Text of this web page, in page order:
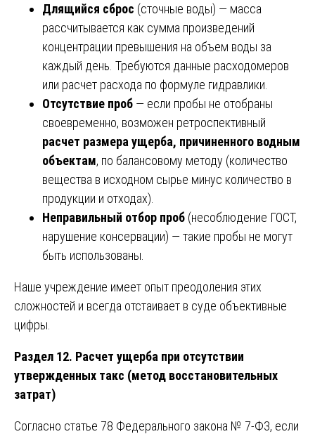
Длящийся сброс (сточные воды) — масса
рассчитывается как сумма произведений
концентрации превышения на объем воды за
каждый день. Требуются данные расходомеров
или расчет расхода по формуле гидравлики.
Отсутствие проб — если пробы не отобраны
своевременно, возможен ретроспективный
расчет размера ущерба, причиненного водным
объектам, по балансовому методу (количество
вещества в исходном сырье минус количество в
продукции и отходах).
Неправильный отбор проб (несоблюдение ГОСТ,
нарушение консервации) — такие пробы не могут
быть использованы.
Наше учреждение имеет опыт преодоления этих
сложностей и всегда отстаивает в суде объективные
цифры.
Раздел 12. Расчет ущерба при отсутствии
утвержденных такс (метод восстановительных
затрат)
Согласно статье 78 Федерального закона № 7-ФЗ, если